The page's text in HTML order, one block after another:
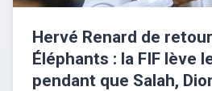
Hervé Renard de
Éléphants : la FIF lève
pendant que Salah,